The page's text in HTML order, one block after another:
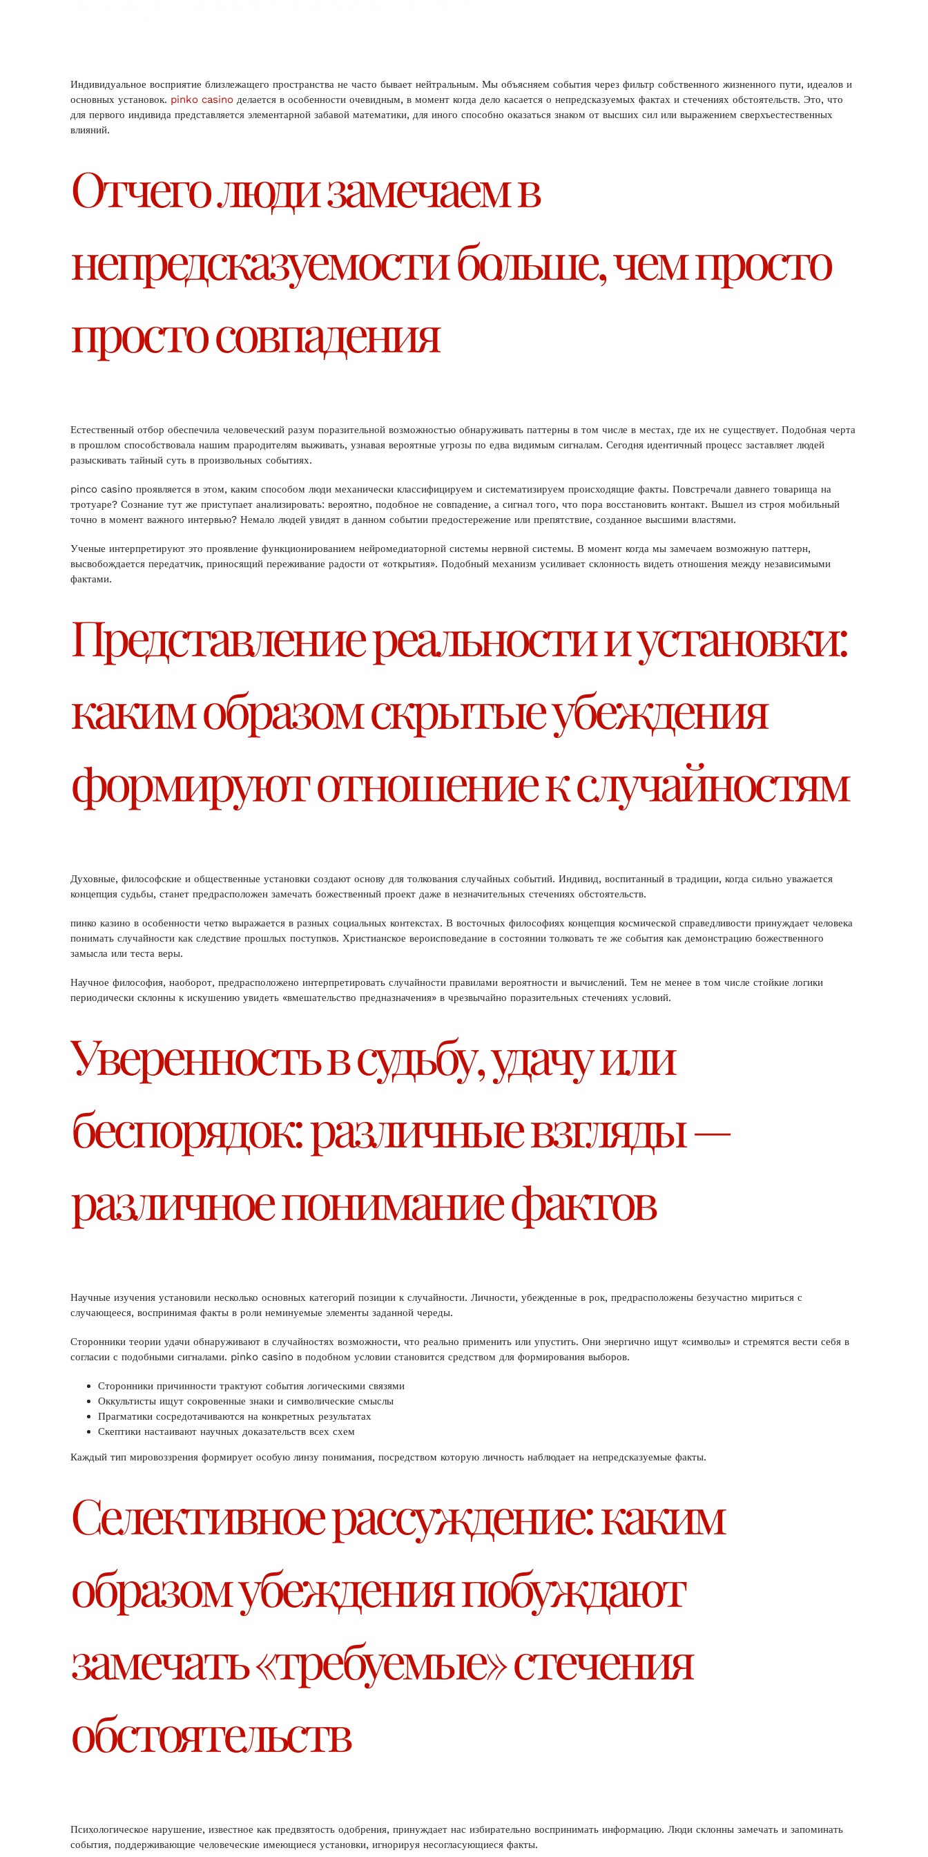
Индивидуальное восприятие близлежащего пространства не часто бывает нейтральным. Мы объясняем события через фильтр собственного жизненного пути, идеалов и
основных установок. pinko casino делается в особенности очевидным, в момент когда дело касается о непредсказуемых фактах и стечениях обстоятельств. Это, что
для первого индивида представляется элементарной забавой математики, для иного способно оказаться знаком от высших сил или выражением сверхъестественных
влияний.
Отчего люди замечаем в
непредсказуемости больше, чем просто
просто совпадения
Естественный отбор обеспечила человеческий разум поразительной возможностью обнаруживать паттерны в том числе в местах, где их не существует. Подобная черта
в прошлом способствовала нашим прародителям выживать, узнавая вероятные угрозы по едва видимым сигналам. Сегодня идентичный процесс заставляет людей
разыскивать тайный суть в произвольных событиях.
pinco casino проявляется в этом, каким способом люди механически классифицируем и систематизируем происходящие факты. Повстречали давнего товарища на
тротуаре? Сознание тут же приступает анализировать: вероятно, подобное не совпадение, а сигнал того, что пора восстановить контакт. Вышел из строя мобильный
точно в момент важного интервью? Немало людей увидят в данном событии предостережение или препятствие, созданное высшими властями.
Ученые интерпретируют это проявление функционированием нейромедиаторной системы нервной системы. В момент когда мы замечаем возможную паттерн,
высвобождается передатчик, приносящий переживание радости от «открытия». Подобный механизм усиливает склонность видеть отношения между независимыми
фактами.
Представление реальности и установки:
каким образом скрытые убеждения
формируют отношение к случайностям
Духовные, философские и общественные установки создают основу для толкования случайных событий. Индивид, воспитанный в традиции, когда сильно уважается
концепция судьбы, станет предрасположен замечать божественный проект даже в незначительных стечениях обстоятельств.
пинко казино в особенности четко выражается в разных социальных контекстах. В восточных философиях концепция космической справедливости принуждает человека
понимать случайности как следствие прошлых поступков. Христианское вероисповедание в состоянии толковать те же события как демонстрацию божественного
замысла или теста веры.
Научное философия, наоборот, предрасположено интерпретировать случайности правилами вероятности и вычислений. Тем не менее в том числе стойкие логики
периодически склонны к искушению увидеть «вмешательство предназначения» в чрезвычайно поразительных стечениях условий.
Уверенность в судьбу, удачу или
беспорядок: различные взгляды —
различное понимание фактов
Научные изучения установили несколько основных категорий позиции к случайности. Личности, убежденные в рок, предрасположены безучастно мириться с
случающееся, воспринимая факты в роли неминуемые элементы заданной череды.
Сторонники теории удачи обнаруживают в случайностях возможности, что реально применить или упустить. Они энергично ищут «символы» и стремятся вести себя в
согласии с подобными сигналами. pinko casino в подобном условии становится средством для формирования выборов.
Сторонники причинности трактуют события логическими связями
Оккультисты ищут сокровенные знаки и символические смыслы
Прагматики сосредотачиваются на конкретных результатах
Скептики настаивают научных доказательств всех схем
Каждый тип мировоззрения формирует особую линзу понимания, посредством которую личность наблюдает на непредсказуемые факты.
Селективное рассуждение: каким
образом убеждения побуждают
замечать «требуемые» стечения
обстоятельств
Психологическое нарушение, известное как предвзятость одобрения, принуждает нас избирательно воспринимать информацию. Люди склонны замечать и запоминать
события, поддерживающие человеческие имеющиеся установки, игнорируя несогласующиеся факты.